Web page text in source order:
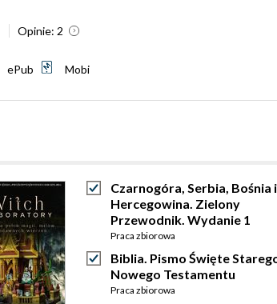
Opinie: 2
ePub Mobi
Czarnogóra, Serbia, Bośnia i
Hercegowina. Zielony
Przewodnik. Wydanie 1
Praca zbiorowa
Biblia. Pismo Święte
Nowego Testamentu
Praca zbiorowa